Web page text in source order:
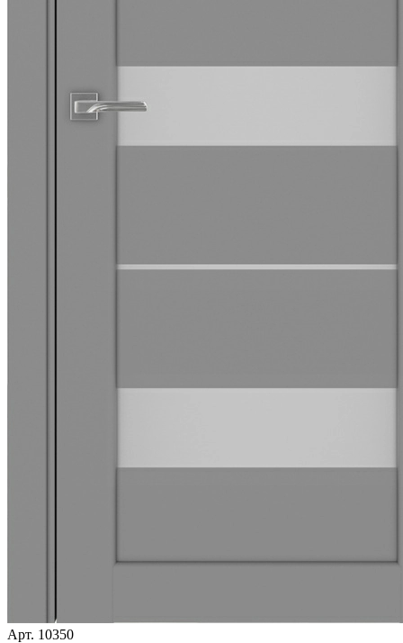
Арт. 10350